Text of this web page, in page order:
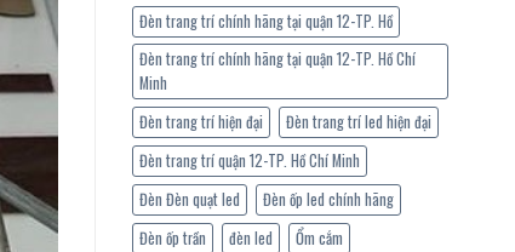
Đèn trang trí chính hãng tại quận 12-TP. Hồ
Đèn trang trí chính hãng tại quận 12-TP. Hồ Chí
Minh
Đèn trang trí hiện đại
Đèn trang trí led hiện đại
Đèn trang trí quận 12-TP. Hồ Chí Minh
Đèn Đèn quạt led
Đèn ốp led chính hãng
Đèn ốp trần
đèn led Ổm cắm